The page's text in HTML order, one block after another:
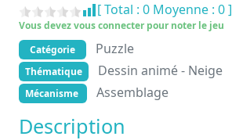
[ Total : 0 Moyenne : 0]
Vous devez vous connecter pour noter le jeu
Catégorie
Puzzle
Thématique Dessin animé - Neige
Mécanisme Assemblage
Description